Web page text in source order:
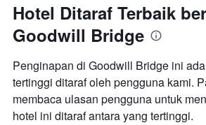
Hotel Ditaraf Terbaik
Goodwill Bridge
Penginapan di Goodwill Bridge ini
tertinggi ditaraf oleh pengguna kami.
membaca ulasan pengguna untuk
hotel ini ditaraf antara yang tertinggi.